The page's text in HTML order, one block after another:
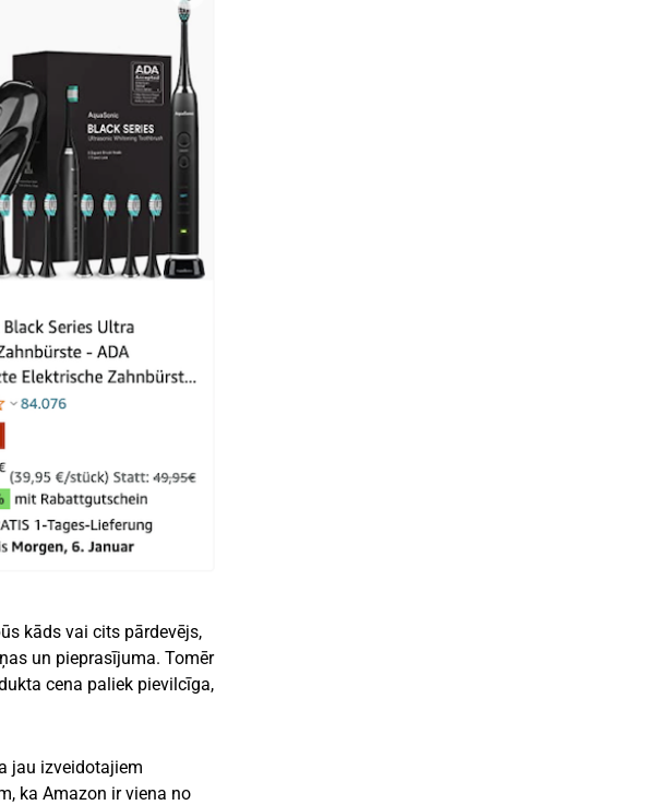
kāds vai cits pārdevējs,
un pieprasījuma. Tomēr
cena paliek pievilcīga,
jau izveidotajiem
ka Amazon ir viena no